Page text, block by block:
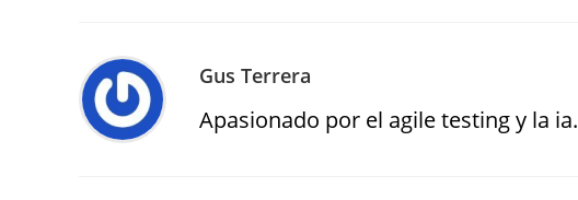
Gus Terrera
Apasionado por el agile testing y la ia.